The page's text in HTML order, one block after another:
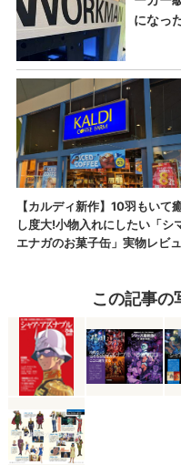
この記事の